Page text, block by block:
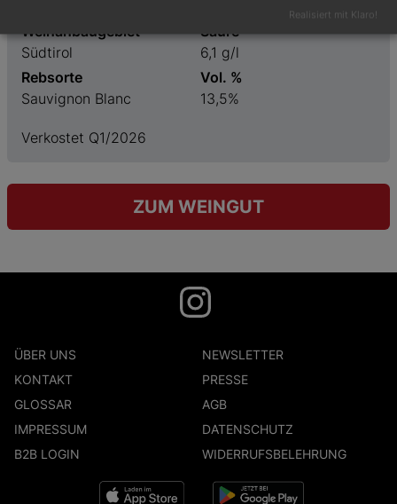
Weinanbaugebiet
Südtirol
Säure
6,1 g/l
Rebsorte
Sauvignon Blanc
Vol. %
13,5%
Verkostet Q1/2026
ZUM WEINGUT
ÜBER UNS
NEWSLETTER
KONTAKT
PRESSE
GLOSSAR
AGB
IMPRESSUM
DATENSCHUTZ
B2B LOGIN
WIDERRUFSBELEHRUNG
Realisiert mit Klaro!